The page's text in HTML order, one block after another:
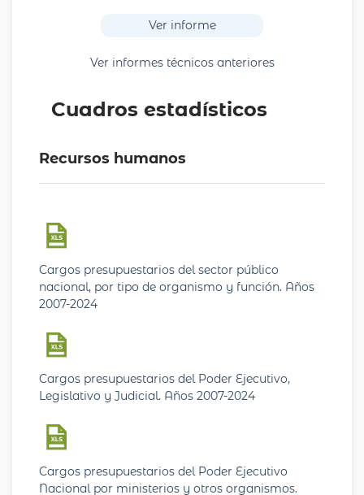
Ver informe
Ver informes técnicos anteriores
Cuadros estadísticos
Recursos humanos
Cargos presupuestarios del sector público
nacional, por tipo de organismo y función. Años
2007-2024
Cargos presupuestarios del Poder Ejecutivo,
Legislativo y Judicial. Años 2007-2024
Cargos presupuestarios del Poder Ejecutivo
Nacional por ministerios y otros organismos.